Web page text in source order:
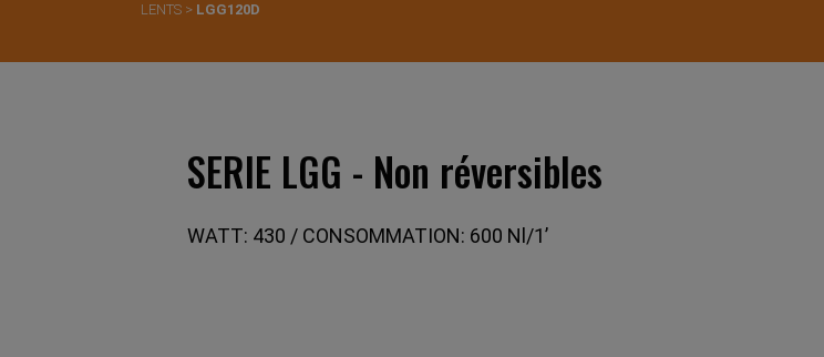
LENTS > LGG120D
SERIE LGG - Non réversibles
WATT: 430 / CONSOMMATION: 600 Nl/1’